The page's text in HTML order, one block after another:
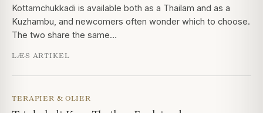
Kottamchukkadi is available both as a Thailam and as a
Kuzhambu, and newcomers often wonder which to choose.
The two share the same…
LÆS ARTIKEL
TERAPIER & OLIER